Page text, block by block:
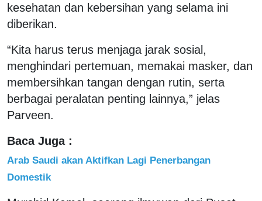
kesehatan dan kebersihan yang selama ini
diberikan.
“Kita harus terus menjaga jarak sosial,
menghindari pertemuan, memakai masker, dan
membersihkan tangan dengan rutin, serta
berbagai peralatan penting lainnya,” jelas
Parveen.
Baca Juga :
Arab Saudi akan Aktifkan Lagi Penerbangan
Domestik